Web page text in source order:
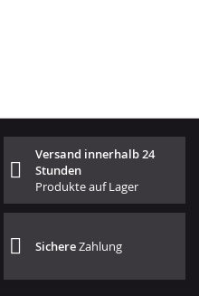
Versand innerhalb 24
Stunden
Produkte auf Lager
SichereZahlung